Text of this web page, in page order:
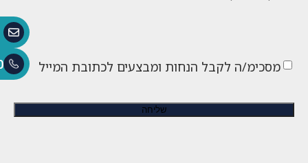
מסכימ/ה לקבל הנחות ומבצעים לכתובת המייל